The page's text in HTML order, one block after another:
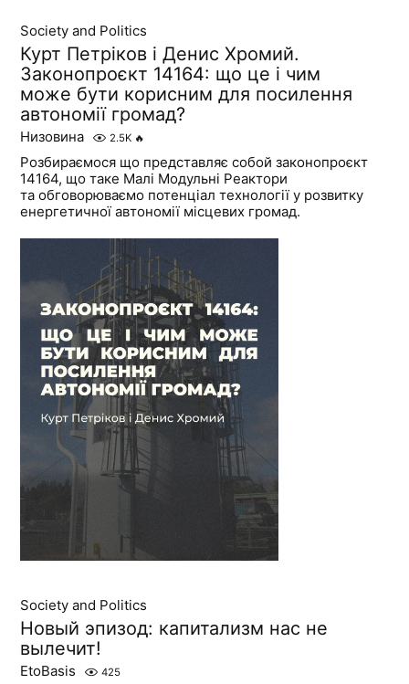
Society and Politics
Курт Петріков і Денис Хромий.
Законопроєкт 14164: що це і чим
може бути корисним для посилення
автономії громад?
Низовина 2.5K 🔥
Розбираємося що представляє собой законопроєкт
14164, що таке Малі Модульні Реактори
та обговорюваємо потенціал технології у розвитку
енергетичної автономії місцевих громад.
Society and Politics
Новый эпизод: капитализм нас не
вылечит!
EtoBasis 425